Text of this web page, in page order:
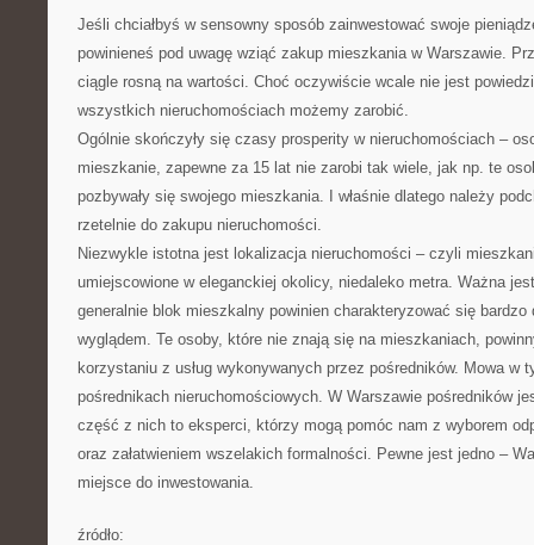
Jeśli chciałbyś w sensowny sposób zainwestować swoje
powinieneś pod uwagę wziąć zakup mieszkania w Warszawie.
ciągle rosną na wartości. Choć oczywiście wcale nie jest
wszystkich nieruchomościach możemy zarobić.
Ogólnie skończyły się czasy prosperity w nieruchomościach –
mieszkanie, zapewne za 15 lat nie zarobi tak wiele, jak np. te
pozbywały się swojego mieszkania. I właśnie dlatego należy
rzetelnie do zakupu nieruchomości.
Niezwykle istotna jest lokalizacja nieruchomości – czyli
umiejscowione w eleganckiej okolicy, niedaleko metra. Ważna
generalnie blok mieszkalny powinien charakteryzować się bardzo
wyglądem. Te osoby, które nie znają się na mieszkaniach,
korzystaniu z usług wykonywanych przez pośredników. Mowa w
pośrednikach nieruchomościowych. W Warszawie pośredników
część z nich to eksperci, którzy mogą pomóc nam z wyborem
oraz załatwieniem wszelakich formalności. Pewne jest jedno –
miejsce do inwestowania.
źródło: